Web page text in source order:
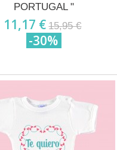
PORTUGAL "
11,17 € 15,95 €
-30%